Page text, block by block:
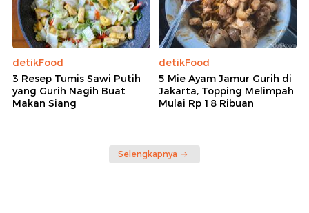
detikFood
3 Resep Tumis Sawi Putih
yang Gurih Nagih Buat
Makan Siang
detikFood
5 Mie Ayam Jamur Gurih di
Jakarta, Topping Melimpah
Mulai Rp 18 Ribuan
Selengkapnya